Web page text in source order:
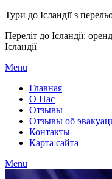
Тури до Ісландії з
Переліт до Ісландії:
Ісландії
Menu
Главная
О Нас
Отзывы
Отзывы об
Контакты
Карта сайта
Menu